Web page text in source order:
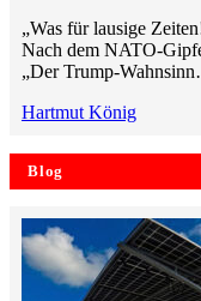
„Was für lausige
Nach dem NATO-
„Der Trump-
Hartmut König
Blog